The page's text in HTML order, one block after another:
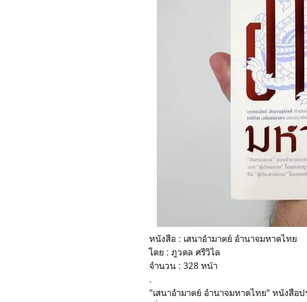
หนังสือ : เสนาอำมาตย์ อำนาจมหาดไทย
โดย : ภูวดล ศรีวิไล
จำนวน : 328 หน้า
.
"เสนาอำมาตย์ อำนาจมหาดไทย" หนังสือ